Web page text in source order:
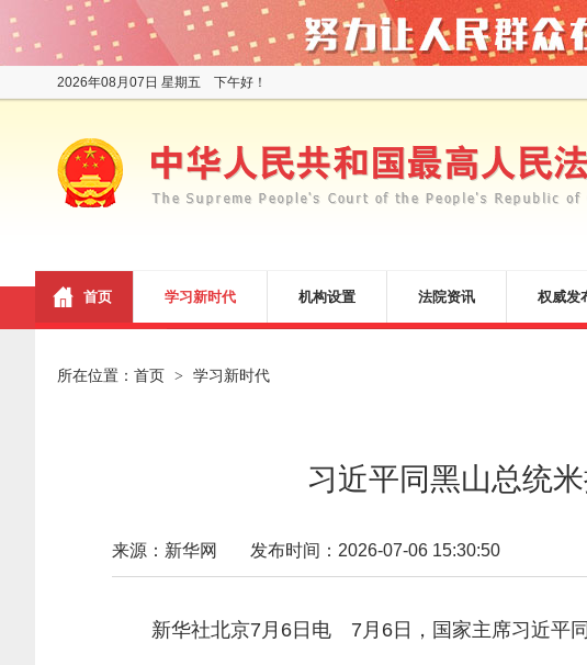
2026年08月07日 星期五 下午好！
首页 学习新时代 机构设置 法院资讯 权威发
所在位置： 首页 > 学习新时代
习近平同黑山总统
来源：新华网 发布时间：2026-07-06 15:30:50
新华社北京7月6日电 7月6日，国家主席习近平同